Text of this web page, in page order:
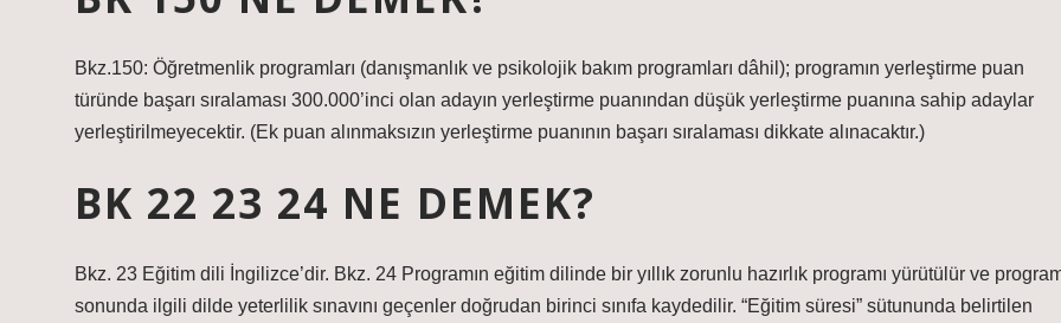
Bkz.150: Öğretmenlik programları (danışmanlık ve psikolojik bakım programları dâhil); programın yerleştirme puan
türünde başarı sıralaması 300.000’inci olan adayın yerleştirme puanından düşük yerleştirme puanına sahip adaylar
yerleştirilmeyecektir. (Ek puan alınmaksızın yerleştirme puanının başarı sıralaması dikkate alınacaktır.)
BK 22 23 24 NE DEMEK?
Bkz. 23 Eğitim dili İngilizce’dir. Bkz. 24 Programın eğitim dilinde bir yıllık zorunlu hazırlık programı yürütülür ve
sonunda ilgili dilde yeterlilik sınavını geçenler doğrudan birinci sınıfa kaydedilir. “Eğitim süresi” sütununda belirtilen